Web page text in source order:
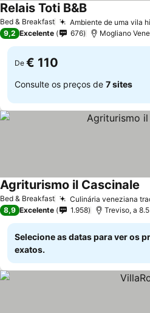
Bed & Breakfast Ambiente de uma vila
Relais Toti B&BVer preços
9,2 Excelente 676 Mogliano
De € 110
Consulte os preços de 7 sites
Bed & Breakfast Culinária veneziana
Agriturismo il Cascinale
8,9 Excelente 1.958 Treviso, a
Selecione as datas para ver os
exatos.